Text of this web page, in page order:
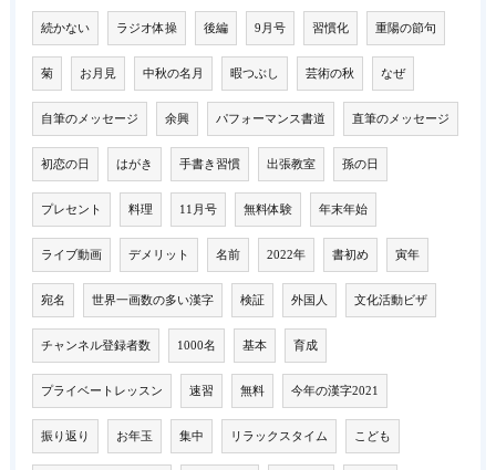
続かない ラジオ体操 後編 9月号 習慣化 重陽の節句
菊 お月見 中秋の名月 暇つぶし 芸術の秋 なぜ
自筆のメッセージ 余興 パフォーマンス書道 直筆のメッセージ
初恋の日 はがき 手書き習慣 出張教室 孫の日
プレセント 料理 11月号 無料体験 年末年始
ライブ動画 デメリット 名前 2022年 書初め 寅年
宛名 世界一画数の多い漢字 検証 外国人 文化活動ビザ
チャンネル登録者数 1000名 基本 育成
プライベートレッスン 速習 無料 今年の漢字2021
振り返り お年玉 集中 リラックスタイム こども